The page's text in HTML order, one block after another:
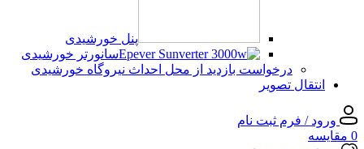
پنل خورشیدی
سانورتر خورشیدی
درخواست بازدید از محل احداث نیروگاه خورشیدی
انتقال تصویر
ورود / فرم ثبت نام
0 مقایسه